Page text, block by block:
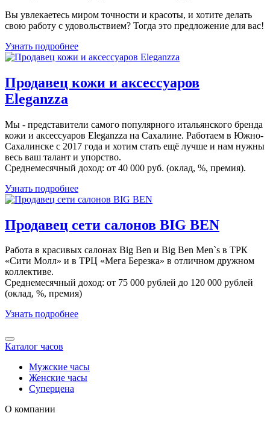
Вы увлекаетесь миром точности и красоты, и хотите делать
свою работу с удовольствием? Тогда это предложение для вас!
Узнать подробнее
Продавец кожи и аксессуаров
Eleganzza
Мы - представители самого популярного итальянского бренда
кожи и аксессуаров Eleganzza на Сахалине. Работаем в Южно-
Сахалинске с 2017 года и хотим стать ещё лучше и нам нужны
весь ваш талант и упорство.
Среднемесячный доход: от 40 000 руб. (оклад, %, премия).
Узнать подробнее
Продавец сети салонов BIG BEN
Работа в красивых салонах Big Ben и Big Ben Men`s в ТРК
«Сити Молл» и в ТРЦ «Мега Березка» в отличном дружном
коллективе.
Среднемесячный доход: от 75 000 рублей до 120 000 рублей
(оклад, %, премия)
Узнать подробнее
Каталог часов
Мужские часы
Женские часы
Суперцена
О компании